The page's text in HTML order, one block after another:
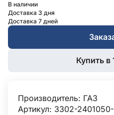
В наличии
Доставка 3 дня
Доставка 7 дней
Купить в
Производитель: ГАЗ
Артикул: 3302-